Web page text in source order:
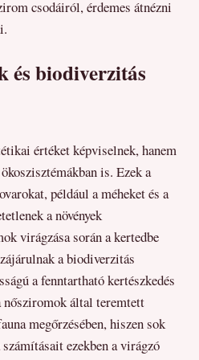
csodáiról, érdemes átnézni
és biodiverzitás
értéket képviselnek, hanem
is. Ezek a
például a méheket és a
a növények
virágzása során a kertedbe
a biodiverzitás
a fenntartható kertészkedés
által teremtett
megőrzésében, hiszen sok
ezekben a virágzó